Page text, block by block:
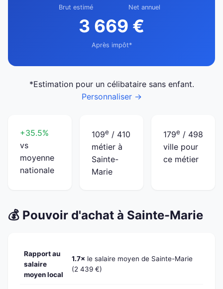
Brut estimé Net annuel
3 669 €
Après impôt*
*Estimation pour un célibataire sans enfant.
Personnaliser →
+35.5%
vs
moyenne
nationale
109e / 410
métier à
Sainte-
Marie
179e / 498
ville pour
ce métier
💰 Pouvoir d'achat à Sainte-Marie
Rapport au
salaire
moyen local
1.7× le salaire moyen de Sainte-Marie
(2 439 €)